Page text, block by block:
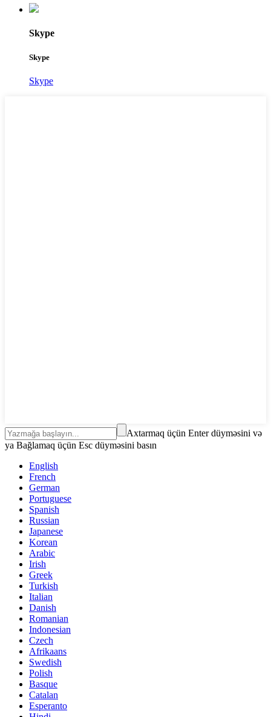
Skype
Skype
Skype
Axtarmaq üçün Enter düyməsini və
ya Bağlamaq üçün Esc düyməsini basın
English
French
German
Portuguese
Spanish
Russian
Japanese
Korean
Arabic
Irish
Greek
Turkish
Italian
Danish
Romanian
Indonesian
Czech
Afrikaans
Swedish
Polish
Basque
Catalan
Esperanto